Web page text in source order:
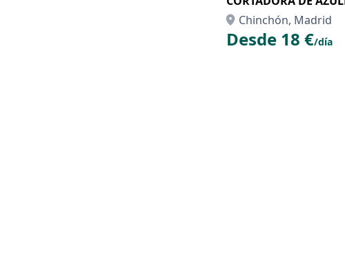
Chinchón, Madrid
Desde 18 €/día